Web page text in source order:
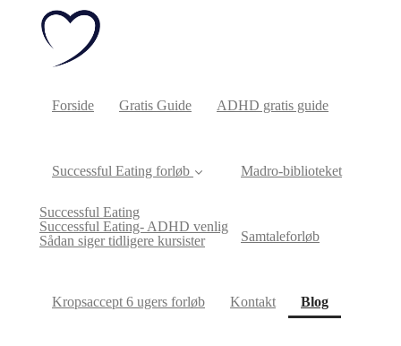
Forside Gratis Guide ADHD gratis guide
Successful Eating forløb
Successful Eating
Successful Eating- ADHD venlig
Sådan siger tidligere kursister
Madro-biblioteket
Samtaleforløb
Kropsaccept 6 ugers forløb Kontakt Blog(current)